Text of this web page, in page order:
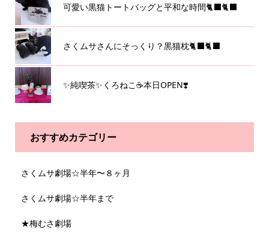
可愛い黒猫トートバッグと平和な時間🐈‍⬛🐈‍⬛
さくムサさんにそっくり？黒猫枕🐈‍⬛🐈‍⬛
✨純喫茶✨くろねこ☕️本日OPEN❣️
おすすめカテゴリー
さくムサ劇場☆半年〜８ヶ月
さくムサ劇場☆半年まで
★梅むさ劇場